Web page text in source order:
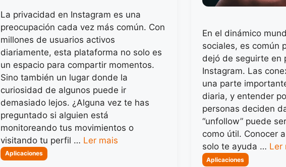
La privacidad en Instagram es una
preocupación cada vez más común. Con
millones de usuarios activos
diariamente, esta plataforma no solo es
un espacio para compartir momentos.
Sino también un lugar donde la
curiosidad de algunos puede ir
demasiado lejos. ¿Alguna vez te has
preguntado si alguien está
monitoreando tus movimientos o
visitando tu perfil … Ler mais
Categorias
Aplicaciones
En el dinámico
sociales, es común
dejó de seguirte en
Instagram. Las
una parte
diaria, y entender
personas deciden
“unfollow” puede
como útil. Conocer
solo te ayuda … Ler
Categorias
Aplicaciones